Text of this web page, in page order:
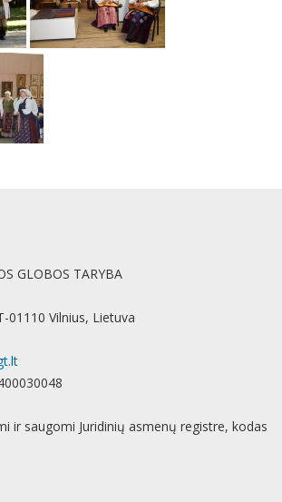
GLOBOS TARYBA
01110 Vilnius, Lietuva
ir saugomi Juridinių asmenų registre, kodas